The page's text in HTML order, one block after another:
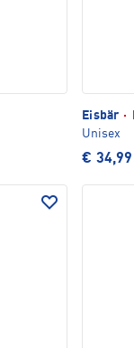
Eisbär ·
Unisex
€ 34,99